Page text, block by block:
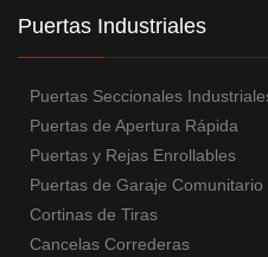
Puertas Industriales
Puertas Seccionales
Puertas de Apertura Rápida
Puertas y Rejas Enrollables
Puertas de Garaje Comunitario
Cortinas de Tiras
Cancelas Correderas